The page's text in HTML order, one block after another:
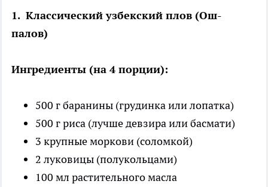
1. Классический узбекский плов (Ош-
палов)
Ингредиенты (на 4 порции):
500 г баранины (грудинка или лопатка)
500 г риса (лучше девзира или басмати)
3 крупные моркови (соломкой)
2 луковицы (полукольцами)
100 мл растительного масла